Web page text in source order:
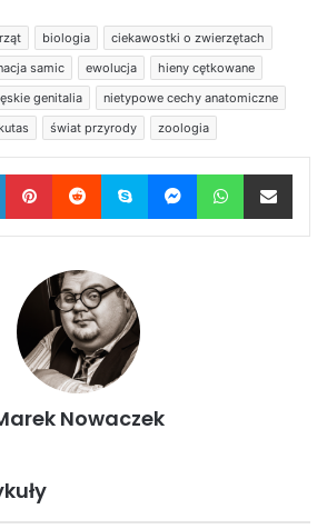
biologia
ciekawostki o zwierzętach
samic ewolucja
hieny cętkowane
genitalia
nietypowe cechy anatomiczne
świat przyrody zoologia
LinkedInPinterestRedditSkypeMessenger
WhatsApp
Wyślij e-mail
Nowaczek